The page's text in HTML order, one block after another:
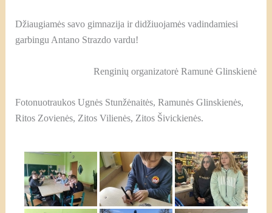
Džiaugiamės savo gimnazija ir didžiuojamės vadindamiesi
garbingu Antano Strazdo vardu!
Renginių organizatorė Ramunė Glinskienė
Fotonuotraukos Ugnės Stunžėnaitės, Ramunės Glinskienės,
Ritos Zovienės, Zitos Vilienės, Zitos Šivickienės.